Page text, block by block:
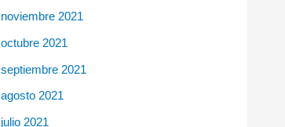
noviembre 2021
octubre 2021
septiembre 2021
agosto 2021
julio 2021